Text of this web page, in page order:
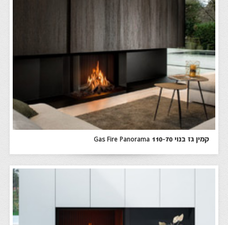
קמין גז בנוי Gas Fire Panorama 110-70